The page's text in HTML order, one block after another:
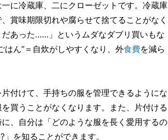
に冷蔵庫、二にクローゼットです。冷蔵庫
賞味期限切れや腐らせて捨てることがなく
あった……」というムダなダブリ買いもな
はん”＝自炊がしやすくなり、外食費を減ら
付けて、手持ちの服を管理できるようにな
買うことがなくなります。また、片付ける
、自分は「どのような服を長く愛用するの
を知ることができます。